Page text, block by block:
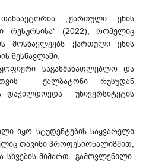
„ქართული ენის
რესურსისა“ (2022), რომელიც
მოს­წავ­ლეებს ქართული ენის
შესწავლაში.
საგანმანათლებლო და
ქალბატონი რუსუდან
უნივერსიტეტის
იყო სტუდენტების საყვარელი
თავისი პროფესიონალიზმით,
სხვების მიმართ გამოვლენილი